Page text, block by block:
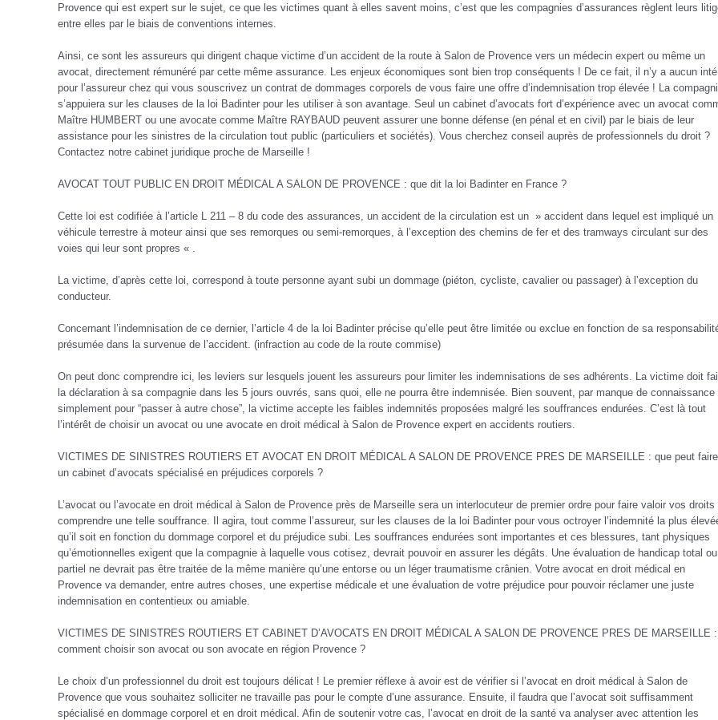
Provence qui est expert sur le sujet, ce que les victimes quant à elles savent moins, c’est que les compagnies d’assurances règlent leurs
entre elles par le biais de conventions internes.
Ainsi, ce sont les assureurs qui dirigent chaque victime d’un accident de la route à Salon de Provence vers un médecin expert ou même un
avocat, directement rémunéré par cette même assurance. Les enjeux économiques sont bien trop conséquents ! De ce fait, il n’y a aucun
pour l’assureur chez qui vous souscrivez un contrat de dommages corporels de vous faire une offre d’indemnisation trop élevée ! La
s’appuiera sur les clauses de la loi Badinter pour les utiliser à son avantage. Seul un cabinet d’avocats fort d’expérience avec un avocat
Maître HUMBERT ou une avocate comme Maître RAYBAUD peuvent assurer une bonne défense (en pénal et en civil) par le biais de leur
assistance pour les sinistres de la circulation tout public (particuliers et sociétés). Vous cherchez conseil auprès de professionnels du droit ?
Contactez notre cabinet juridique proche de Marseille !
AVOCAT TOUT PUBLIC EN DROIT MÉDICAL A SALON DE PROVENCE : que dit la loi Badinter en France ?
Cette loi est codifiée à l’article L 211 – 8 du code des assurances, un accident de la circulation est un » accident dans lequel est impliqué un
véhicule terrestre à moteur ainsi que ses remorques ou semi-remorques, à l’exception des chemins de fer et des tramways circulant sur des
voies qui leur sont propres « .
La victime, d’après cette loi, correspond à toute personne ayant subi un dommage (piéton, cycliste, cavalier ou passager) à l’exception du
conducteur.
Concernant l’indemnisation de ce dernier, l’article 4 de la loi Badinter précise qu’elle peut être limitée ou exclue en fonction de sa
présumée dans la survenue de l’accident. (infraction au code de la route commise)
On peut donc comprendre ici, les leviers sur lesquels jouent les assureurs pour limiter les indemnisations de ses adhérents. La victime doit
la déclaration à sa compagnie dans les 5 jours ouvrés, sans quoi, elle ne pourra être indemnisée. Bien souvent, par manque de connaissance
simplement pour “passer à autre chose”, la victime accepte les faibles indemnités proposées malgré les souffrances endurées. C’est là tout
l’intérêt de choisir un avocat ou une avocate en droit médical à Salon de Provence expert en accidents routiers.
VICTIMES DE SINISTRES ROUTIERS ET AVOCAT EN DROIT MÉDICAL A SALON DE PROVENCE PRES DE MARSEILLE : que peut faire
un cabinet d’avocats spécialisé en préjudices corporels ?
L’avocat ou l’avocate en droit médical à Salon de Provence près de Marseille sera un interlocuteur de premier ordre pour faire valoir vos droits
comprendre une telle souffrance. Il agira, tout comme l’assureur, sur les clauses de la loi Badinter pour vous octroyer l’indemnité la plus
qu’il soit en fonction du dommage corporel et du préjudice subi. Les souffrances endurées sont importantes et ces blessures, tant physiques
qu’émotionnelles exigent que la compagnie à laquelle vous cotisez, devrait pouvoir en assurer les dégâts. Une évaluation de handicap total ou
partiel ne devrait pas être traitée de la même manière qu’une entorse ou un léger traumatisme crânien. Votre avocat en droit médical en
Provence va demander, entre autres choses, une expertise médicale et une évaluation de votre préjudice pour pouvoir réclamer une juste
indemnisation en contentieux ou amiable.
VICTIMES DE SINISTRES ROUTIERS ET CABINET D’AVOCATS EN DROIT MÉDICAL A SALON DE PROVENCE PRES DE MARSEILLE :
comment choisir son avocat ou son avocate en région Provence ?
Le choix d’un professionnel du droit est toujours délicat ! Le premier réflexe à avoir est de vérifier si l’avocat en droit médical à Salon de
Provence que vous souhaitez solliciter ne travaille pas pour le compte d’une assurance. Ensuite, il faudra que l’avocat soit suffisamment
spécialisé en dommage corporel et en droit médical. Afin de soutenir votre cas, l’avocat en droit de la santé va analyser avec attention les